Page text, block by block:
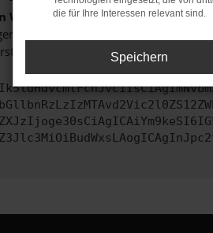
Webseitenbetreiber.
Schritte versucht hast,
die für Ihre Interessen relevant sind.
Speichern